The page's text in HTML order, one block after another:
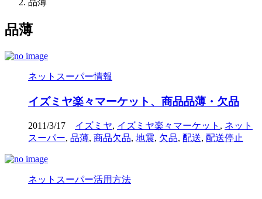
品薄
品薄
ネットスーパー情報
イズミヤ楽々マーケット、商品品薄・欠品
2011/3/17 イズミヤ, イズミヤ楽々マーケット , ネット
スーパー, 品薄, 商品欠品, 地震, 欠品, 配送, 配送停止
ネットスーパー活用方法